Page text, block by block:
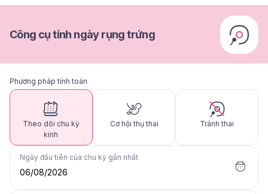
Công cụ tính ngày rụng trứng
Phương pháp tính toán
Theo dõi chu kỳ
kinh
Cơ hội thụ thai Tránh thai
Ngày đầu tiên của chu kỳ gần nhất
06/08/2026